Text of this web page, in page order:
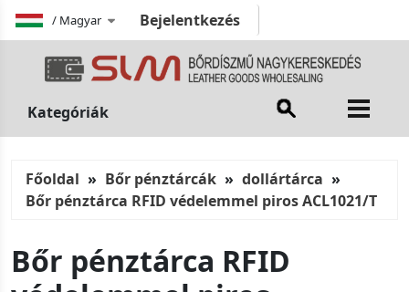
/ Magyar Bejelentkezés
Kategóriák
Főoldal Bőr pénztárcák
dollártárca
Bőr pénztárca RFID védelemmel piros ACL1021/T
Bőr pénztárca RFID